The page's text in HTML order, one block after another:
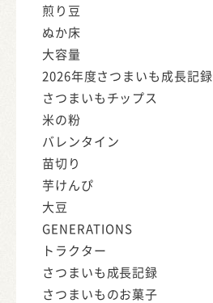
煎り豆
ぬか床
大容量
2026年度さつまいも成長記録
さつまいもチップス
米の粉
バレンタイン
苗切り
芋けんぴ
大豆
GENERATIONS
トラクター
さつまいも成長記録
さつまいものお菓子